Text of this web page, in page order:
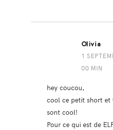
Olivia
1
00 MIN
hey coucou,
cool ce petit short et
sont cool!
Pour ce qui est de